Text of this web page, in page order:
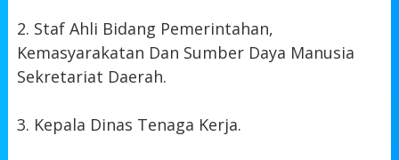
2. Staf Ahli Bidang Pemerintahan,
Kemasyarakatan Dan Sumber Daya Manusia
Sekretariat Daerah.
3. Kepala Dinas Tenaga Kerja.